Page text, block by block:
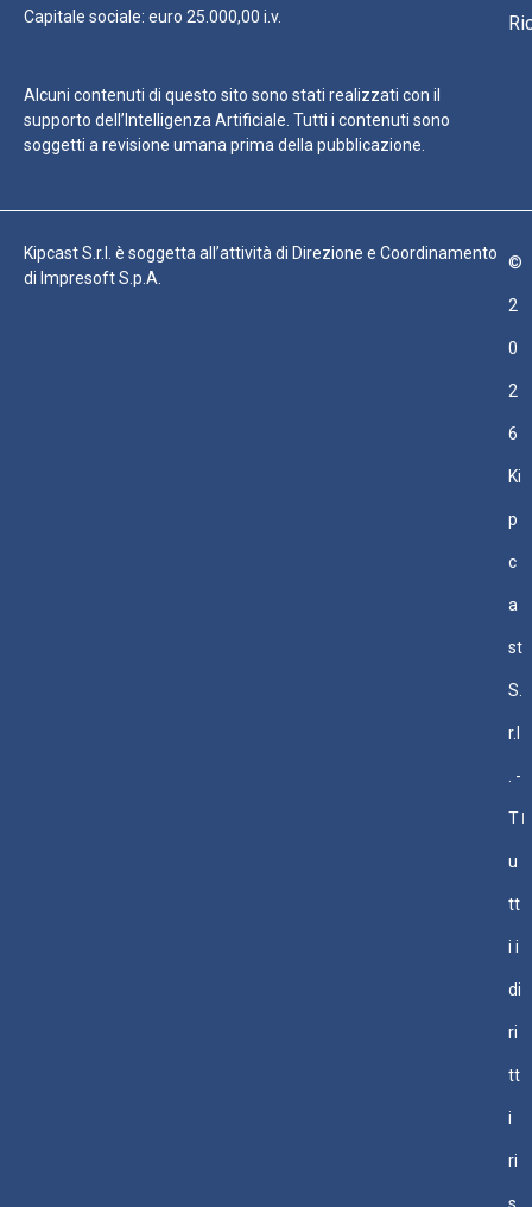
Capitale sociale: euro 25.000,00 i.v.
Alcuni contenuti di questo sito sono stati realizzati con il
supporto dell’Intelligenza Artificiale. Tutti i contenuti sono
soggetti a revisione umana prima della pubblicazione.
Kipcast S.r.l. è soggetta all’attività di Direzione e Coordinamento
di Impresoft S.p.A.
©
2
0
2
6
Ki
p
c
a
st
S.
r.l
. -
T
u
tt
i i
di
ri
tt
i
ri